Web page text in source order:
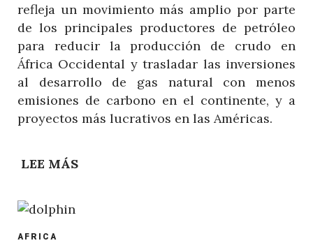
refleja un movimiento más amplio por parte
de los principales productores de petróleo
para reducir la producción de crudo en
África Occidental y trasladar las inversiones
al desarrollo de gas natural con menos
emisiones de carbono en el continente, y a
proyectos más lucrativos en las Américas.
LEE MÁS
POST
AFRICA